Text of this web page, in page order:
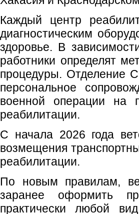
Каждый центр
диагностическим
здоровье. В
работники определят
процедуры. Отделение
персональное
военной операции на
реабилитации.
С начала 2026 года
возмещения
реабилитации.
По новым правилам,
заранее оформить
практически любой